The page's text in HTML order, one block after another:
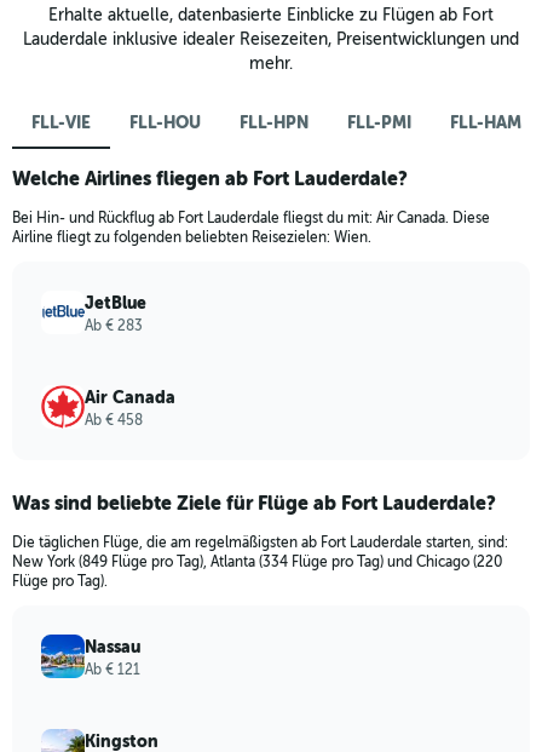
Erhalte aktuelle, datenbasierte Einblicke zu Flügen ab Fort
Lauderdale inklusive idealer Reisezeiten, Preisentwicklungen und
mehr.
FLL-VIE FLL-HOU FLL-HPN FLL-PMI FLL-HAM
Welche Airlines fliegen ab Fort Lauderdale?
Bei Hin- und Rückflug ab Fort Lauderdale fliegst du mit: Air Canada. Diese
Airline fliegt zu folgenden beliebten Reisezielen: Wien.
JetBlue
Ab € 283
Air Canada
Ab € 458
Was sind beliebte Ziele für Flüge ab Fort Lauderdale?
Die täglichen Flüge, die am regelmäßigsten ab Fort Lauderdale starten, sind:
New York (849 Flüge pro Tag), Atlanta (334 Flüge pro Tag) und Chicago (220
Flüge pro Tag).
Nassau
Ab € 121
Kingston